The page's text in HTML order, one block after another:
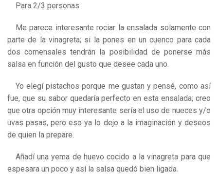
Para 2/3 personas
Me parece interesante rociar la ensalada solamente con
parte de la vinagreta; si la pones en un cuenco para cada
dos comensales tendrán la posibilidad de ponerse más
salsa en función del gusto que desee cada uno.
Yo elegí pistachos porque me gustan y pensé, como así
fue, que su sabor quedaría perfecto en esta ensalada; creo
que otra opción muy interesante sería el uso de nueces y/o
uvas pasas, pero eso ya lo dejo a la imaginación y deseos
de quien la prepare.
Añadí una yema de huevo cocido a la vinagreta para que
espesara un poco y así la salsa quedó bien ligada.